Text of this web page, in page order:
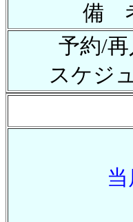
備
予約/
スケジ
当